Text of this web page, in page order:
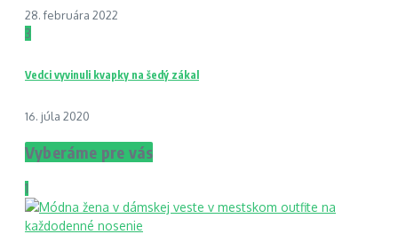
28. februára 2022
3
Vedci vyvinuli kvapky na šedý zákal
16. júla 2020
Vyberáme pre vás
1